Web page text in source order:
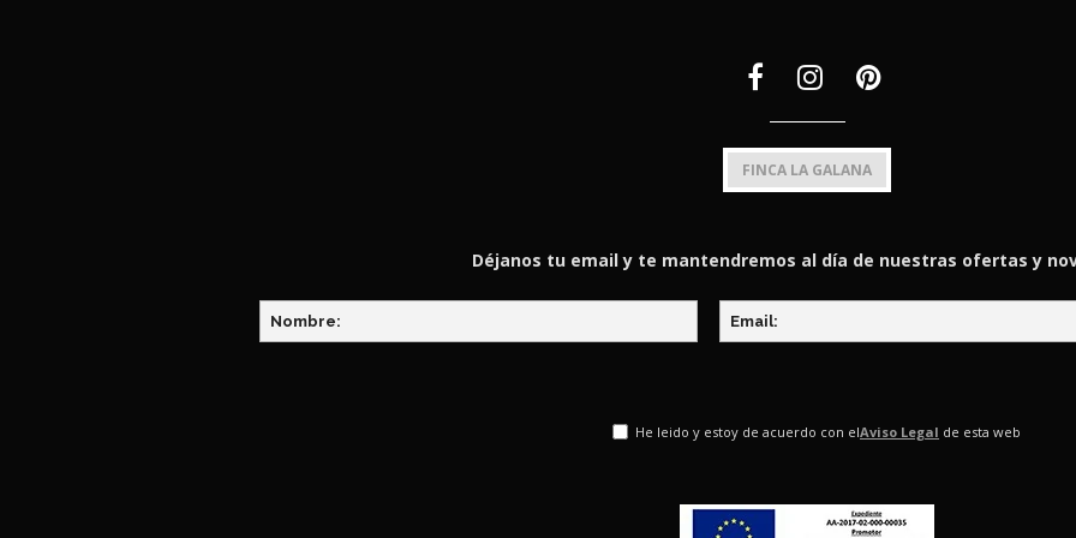
FINCA LA GALANA
Déjanos tu email y te mantendremos al día de nuestras ofertas y
He leido y estoy de acuerdo con elAviso Legal de esta web